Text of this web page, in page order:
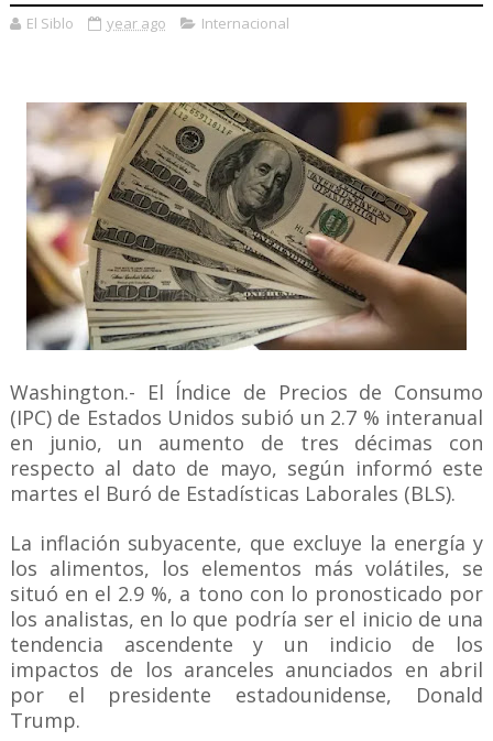
El Siblo year ago Internacional
Washington.- El Índice de Precios de Consumo
(IPC) de Estados Unidos subió un 2.7 % interanual
en junio, un aumento de tres décimas con
respecto al dato de mayo, según informó este
martes el Buró de Estadísticas Laborales (BLS).
La inflación subyacente, que excluye la energía y
los alimentos, los elementos más volátiles, se
situó en el 2.9 %, a tono con lo pronosticado por
los analistas, en lo que podría ser el inicio de una
tendencia ascendente y un indicio de los
impactos de los aranceles anunciados en abril
por el presidente estadounidense, Donald
Trump.